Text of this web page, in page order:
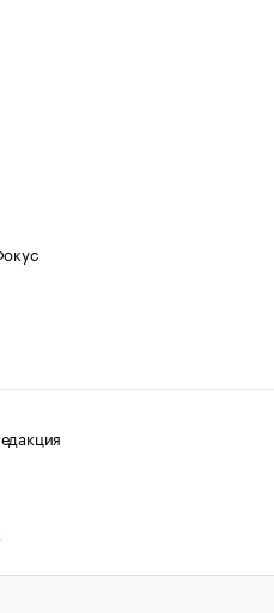
авторских прав